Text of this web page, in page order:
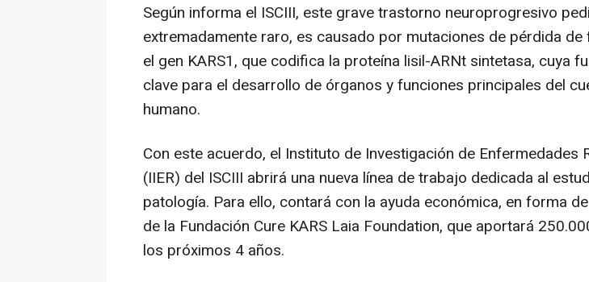
Según informa el ISCIII, este grave trastorno neuroprogresivo
extremadamente raro, es causado por mutaciones de pérdida de
el gen KARS1, que codifica la proteína lisil-ARNt sintetasa, cuya
clave para el desarrollo de órganos y funciones principales del
humano.
Con este acuerdo, el Instituto de Investigación de Enfermedades
(IIER) del ISCIII abrirá una nueva línea de trabajo dedicada al
patología. Para ello, contará con la ayuda económica, en forma
de la Fundación Cure KARS Laia Foundation, que aportará
los próximos 4 años.